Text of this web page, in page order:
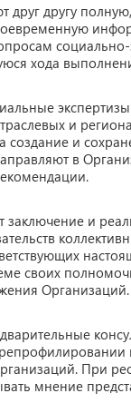
друг другу
социально-
хода
и
создание и
в
заключение и
своих
Организаций.
При
мнение